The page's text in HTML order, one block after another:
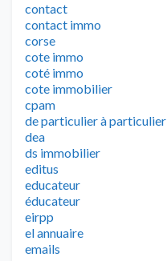
contact
contact immo
corse
cote immo
coté immo
cote immobilier
cpam
de particulier à particulier
dea
ds immobilier
editus
educateur
éducateur
eirpp
el annuaire
emails